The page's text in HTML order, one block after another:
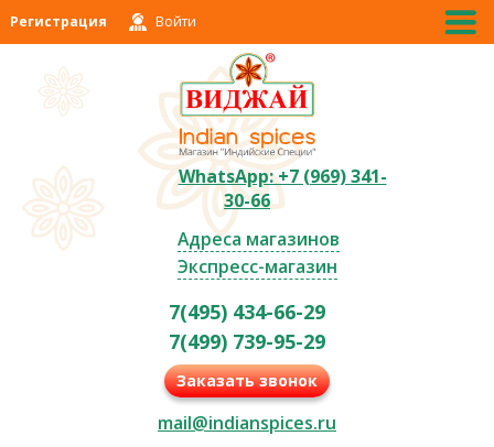
Регистрация Войти
WhatsApp: +7 (969) 341-
30-66
Адреса магазинов
Экспресс-магазин
7(495) 434-66-29
7(499) 739-95-29
Заказать звонок
mail@indianspices.ru